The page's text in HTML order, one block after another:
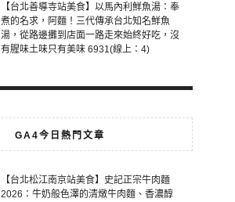
【台北善導寺站美食】以馬內利鮮魚湯：奉
煮的名求，阿麵！三代傳承台北知名鮮魚
湯，從路邊攤到店面一路走來始終好吃，沒
有腥味土味只有美味 6931(線上：4)
GA4今日熱門文章
【台北松江南京站美食】史記正宗牛肉麵
2026：牛奶般色澤的清燉牛肉麵、香濃醇